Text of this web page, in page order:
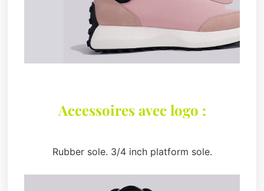
Accessoires avec logo :
Rubber sole. 3/4 inch platform sole.